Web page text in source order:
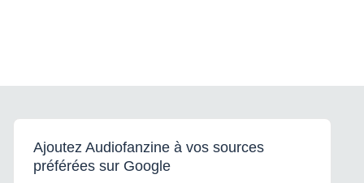
Ajoutez Audiofanzine à vos sources
préférées sur Google